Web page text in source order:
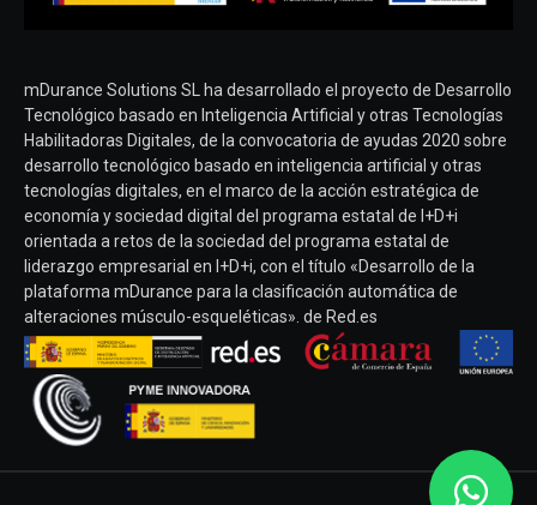
mDurance Solutions SL ha desarrollado el proyecto de Desarrollo
Tecnológico basado en Inteligencia Artificial y otras Tecnologías
Habilitadoras Digitales, de la convocatoria de ayudas 2020 sobre
desarrollo tecnológico basado en inteligencia artificial y otras
tecnologías digitales, en el marco de la acción estratégica de
economía y sociedad digital del programa estatal de I+D+i
orientada a retos de la sociedad del programa estatal de
liderazgo empresarial en I+D+i, con el título «Desarrollo de la
plataforma mDurance para la clasificación automática de
alteraciones músculo-esqueléticas». de Red.es